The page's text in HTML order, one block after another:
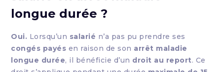
longue durée ?
Oui. Lorsqu’un salarié n’a pas pu prendre ses
congés payés en raison de son arrêt maladie
longue durée, il bénéficie d’un droit au report. Ce